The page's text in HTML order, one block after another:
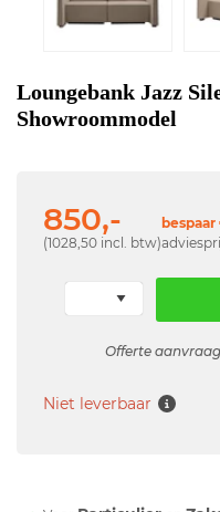
Loungebank Jazz
Showroommodel
850,-
(1028,50 incl. btw)
Offerte
Niet leverbaar